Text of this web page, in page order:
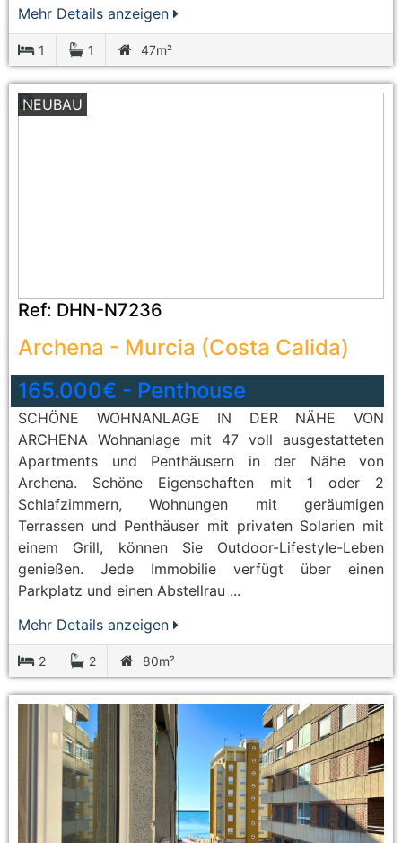
Mehr Details anzeigen
1 1 47m²
NEUBAU
Ref: DHN-N7236
Archena - Murcia (Costa Calida)
165.000€ - Penthouse
SCHÖNE WOHNANLAGE IN DER NÄHE VON
ARCHENA Wohnanlage mit 47 voll ausgestatteten
Apartments und Penthäusern in der Nähe von
Archena. Schöne Eigenschaften mit 1 oder 2
Schlafzimmern, Wohnungen mit geräumigen
Terrassen und Penthäuser mit privaten Solarien mit
einem Grill, können Sie Outdoor-Lifestyle-Leben
genießen. Jede Immobilie verfügt über einen
Parkplatz und einen Abstellrau ...
Mehr Details anzeigen
2 2 80m²